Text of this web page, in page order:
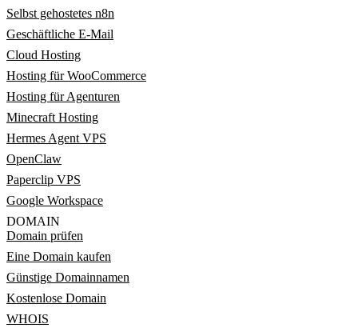
Selbst gehostetes n8n
Geschäftliche E-Mail
Cloud Hosting
Hosting für WooCommerce
Hosting für Agenturen
Minecraft Hosting
Hermes Agent VPS
OpenClaw
Paperclip VPS
Google Workspace
DOMAIN
Domain prüfen
Eine Domain kaufen
Günstige Domainnamen
Kostenlose Domain
WHOIS